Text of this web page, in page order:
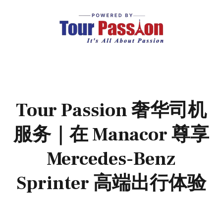
Tour Passion 奢华司机
服务｜在 Manacor 尊享
Mercedes-Benz
Sprinter 高端出行体验